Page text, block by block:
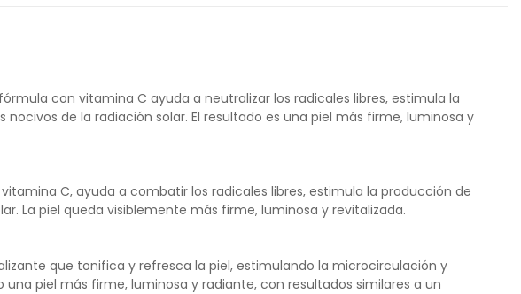
con vitamina C ayuda a neutralizar los radicales libres, estimula la
de la radiación solar. El resultado es una piel más firme, luminosa y
C, ayuda a combatir los radicales libres, estimula la producción de
La piel queda visiblemente más firme, luminosa y revitalizada.
que tonifica y refresca la piel, estimulando la microcirculación y
piel más firme, luminosa y radiante, con resultados similares a un